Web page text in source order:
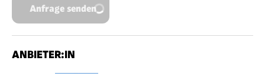
Anfrage senden
ANBIETER:IN